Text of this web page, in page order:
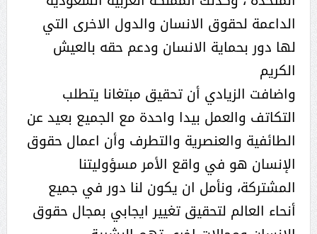
الداعمة لحقوق الانسان والدول الاخرى التي
لها دور بحماية الانسان ودعم حقه بالعيش
الكريم
واضافت الزيادي أن تحقيق مبتغانا يتطلب
التكاتف والعمل بيدا واحدة مع الجميع بعيد عن
الطائفية والعنصرية والتطرف وأن اعمال حقوق
الإنسان هو في واقع الأمر مسؤوليتنا
المشتركة، ونأمل ان يكون لنا دور في جميع
أنحاء العالم لتحقيق تغيير ايجابي بمجال حقوق